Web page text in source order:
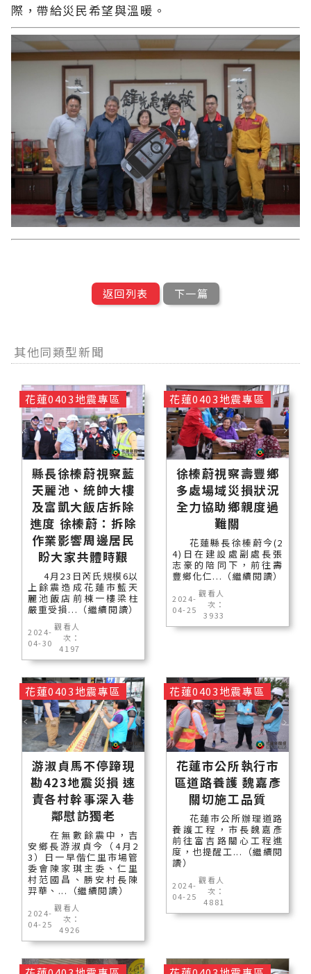
際，帶給災民希望與溫暖。
返回列表 下一篇
其他同類型新聞
縣長徐榛蔚視察藍
天麗池、統帥大樓
及富凱大飯店拆除
進度 徐榛蔚：拆除
作業影響周邊居民
盼大家共體時艱
4月23日芮氏規模6以
上餘震造成花蓮市藍天
麗池飯店前棟一樓梁柱
嚴重受損...（繼續閱讀）
2024-
04-30
觀看人
次：
4197
花蓮0403地震專區
徐榛蔚視察壽豐鄉
多處場域災損狀況
全力協助鄉親度過
難關
花蓮縣長徐榛蔚今(2
4)日在建設處副處長張
志豪的陪同下，前往壽
豐鄉化仁...（繼續閱讀）
2024-
04-25
觀看人
次：
3933
花蓮0403地震專區
游淑貞馬不停蹄現
勘423地震災損 速
責各村幹事深入巷
鄰慰訪獨老
在無數餘震中，吉
安鄉長游淑貞今（4月2
3）日一早偕仁里市場管
委會陳家琪主委、仁里
村范國昌、勝安村長陳
羿華、...（繼續閱讀）
2024-
04-25
觀看人
次：
4926
花蓮0403地震專區
花蓮市公所執行市
區道路養護 魏嘉彥
關切施工品質
花蓮市公所辦理道路
養護工程，市長魏嘉彥
前往富吉路關心工程進
度，也提醒工...（繼續閱
讀）
2024-
04-25
觀看人
次：
4881
花蓮0403地震專區